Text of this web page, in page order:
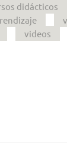
didácticos
videos